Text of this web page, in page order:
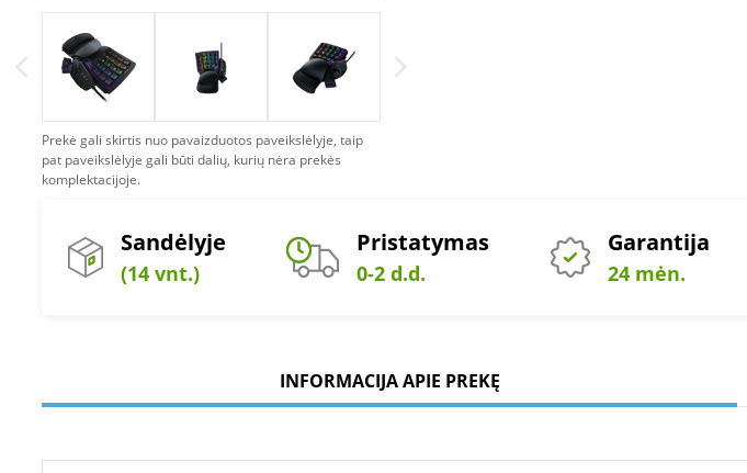
Prekė gali skirtis nuo pavaizduotos paveikslėlyje, taip
pat paveikslėlyje gali būti dalių, kurių nėra prekės
komplektacijoje.
Sandėlyje
(14 vnt.)
Pristatymas
0-2 d.d.
Garantija
24 mėn.
INFORMACIJA APIE PREKĘ